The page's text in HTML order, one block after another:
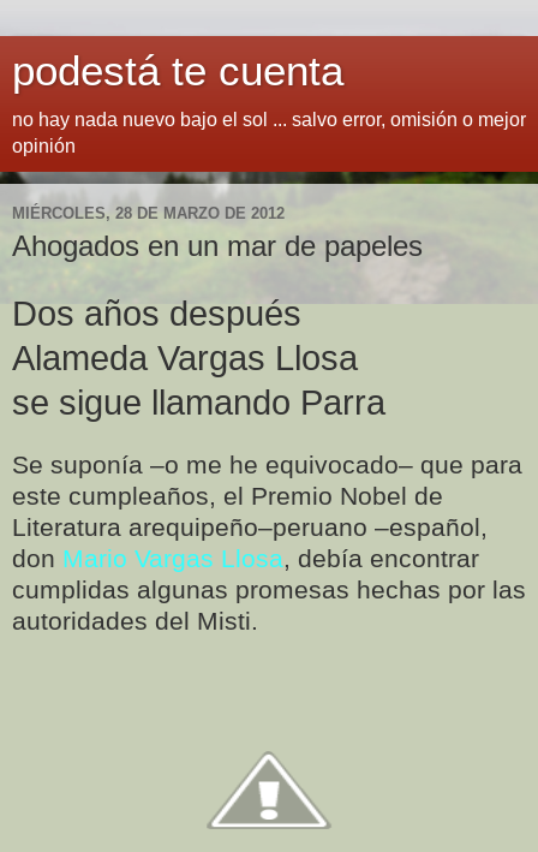
podestá te cuenta
no hay nada nuevo bajo el sol ... salvo error, omisión o mejor
opinión
MIÉRCOLES, 28 DE MARZO DE 2012
Ahogados en un mar de papeles
Dos años después
Alameda Vargas Llosa
se sigue llamando Parra
Se suponía –o me he equivocado– que para
este cumpleaños, el Premio Nobel de
Literatura arequipeño–peruano –español,
don Mario Vargas Llosa, debía encontrar
cumplidas algunas promesas hechas por las
autoridades del Misti.